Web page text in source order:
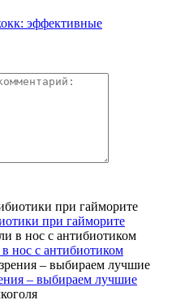
эффективные
при гайморите
нос с антибиотиком
– выбираем лучшие